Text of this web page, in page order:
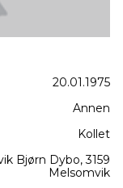
20.01.1975
Annen
Kollet
Bjørn Dybo, 3159
Melsomvik